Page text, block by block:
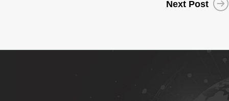
Next Post